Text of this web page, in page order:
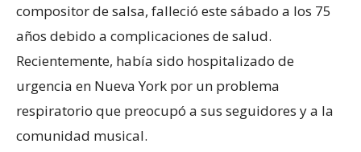
compositor de salsa, falleció este sábado a los 75
años debido a complicaciones de salud.
Recientemente, había sido hospitalizado de
urgencia en Nueva York por un problema
respiratorio que preocupó a sus seguidores y a la
comunidad musical.